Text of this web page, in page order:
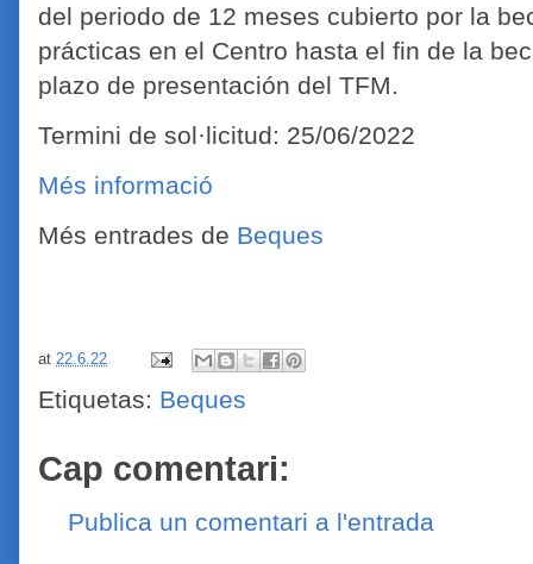
del periodo de 12 meses cubierto por la
prácticas en el Centro hasta el fin de la
plazo de presentación del TFM.
Termini de sol·licitud: 25/06/2022
Més informació
Més entrades de Beques
at 22.6.22
Etiquetas: Beques
Cap comentari:
Publica un comentari a l'entrada